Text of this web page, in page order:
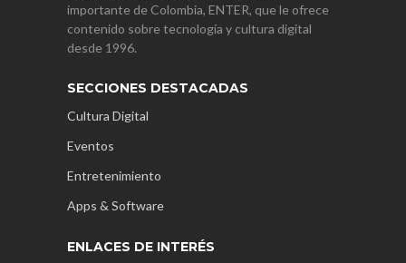
importante de Colombia, ENTER, que le ofrece
contenido sobre tecnología y cultura digital
desde 1996.
SECCIONES DESTACADAS
Cultura Digital
Eventos
Entretenimiento
Apps & Software
ENLACES DE INTERÉS